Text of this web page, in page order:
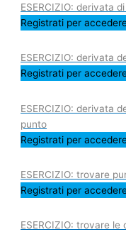
ESERCIZIO: derivata
Registrati per
ESERCIZIO: derivata
Registrati per
ESERCIZIO: derivata
punto
Registrati per
ESERCIZIO: trovare
Registrati per
ESERCIZIO: trovare le